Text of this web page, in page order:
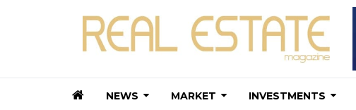
NEWS MARKET INVESTMENTS